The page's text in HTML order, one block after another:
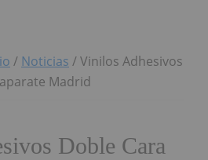
/ Noticias /Vinilos Adhesivos
Madrid
Doble Cara